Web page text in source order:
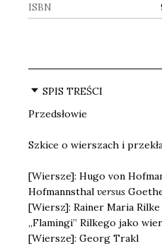
ISBN
SPIS TREŚCI
Przedsłowie
Szkice o wierszach i
[Wiersze]: Hugo von
Hofmannsthal versus
[Wiersz]: Rainer Maria Rilke
„Flamingi” Rilkego jako
[Wiersze]: Georg Trakl